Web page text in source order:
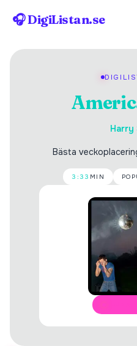
🎧 DigiListan.se
Harry
Bästa
3:33 MIN